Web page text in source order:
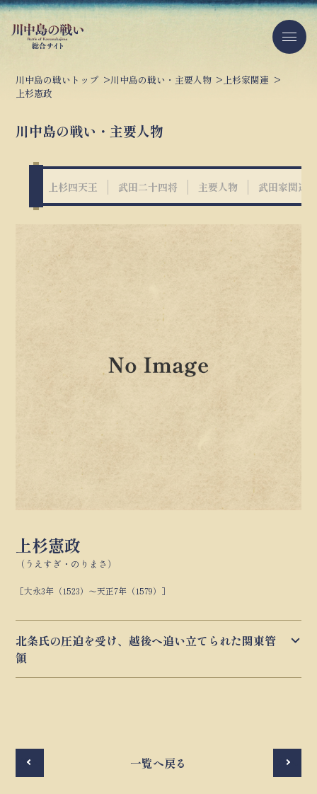
川中島の戦いトップ 川中島の戦い・主要人物
上杉家関連
上杉憲政
川中島の戦い・主要人物
上杉四天王 武田二十四将 主要人物 武田家関連
上杉憲政
（うえすぎ・のりまさ）
［大永3年（1523）～天正7年（1579）］
北条氏の圧迫を受け、越後へ追い立てられた関東管
領
前へ 一覧へ戻る 次へ